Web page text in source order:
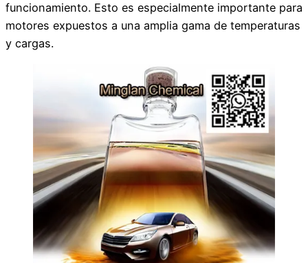
funcionamiento. Esto es especialmente importante para
motores expuestos a una amplia gama de temperaturas
y cargas.